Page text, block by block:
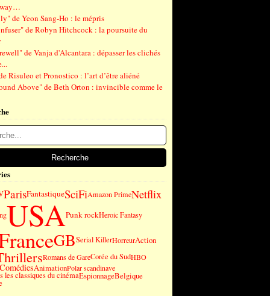
de Yeon Sang-Ho : le mépris
de Robyn Hitchcock : la poursuite du
de Vanja d'Alcantara : dépasser les clichés
Risuleo et Pronostico : l’art d’être aliéné
Above" de Beth Orton : invincible comme le
ParisFantastiqueSciFiAmazon PrimeNetflix
USAPunk rockHeroic Fantasy
GBSerial KillerHorreurAction
Romans de GareCorée du SudHBO
ComédiesAnimationPolar scandinave
les classiques du cinémaEspionnageBelgique